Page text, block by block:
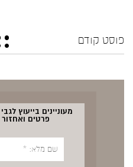
פוסט קודם
מעוניינים בייעוץ
פרטים